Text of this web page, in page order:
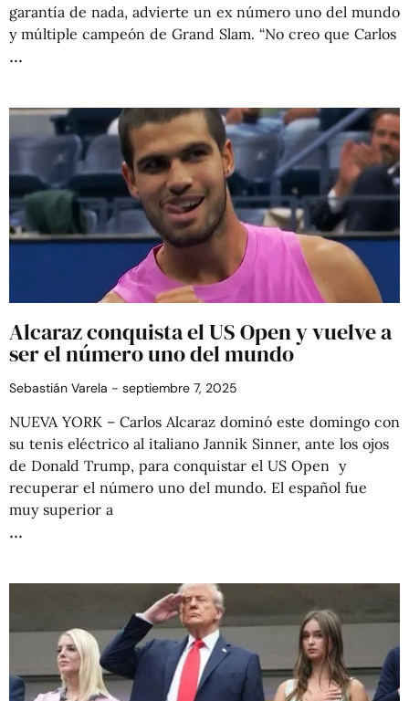
garantía de nada, advierte un ex número uno del mundo
y múltiple campeón de Grand Slam. “No creo que Carlos
Alcaraz conquista el US Open y vuelve a
ser el número uno del mundo
Sebastián Varela septiembre 7, 2025
NUEVA YORK – Carlos Alcaraz dominó este domingo con
su tenis eléctrico al italiano Jannik Sinner, ante los ojos
de Donald Trump, para conquistar el US Open y
recuperar el número uno del mundo. El español fue
muy superior a